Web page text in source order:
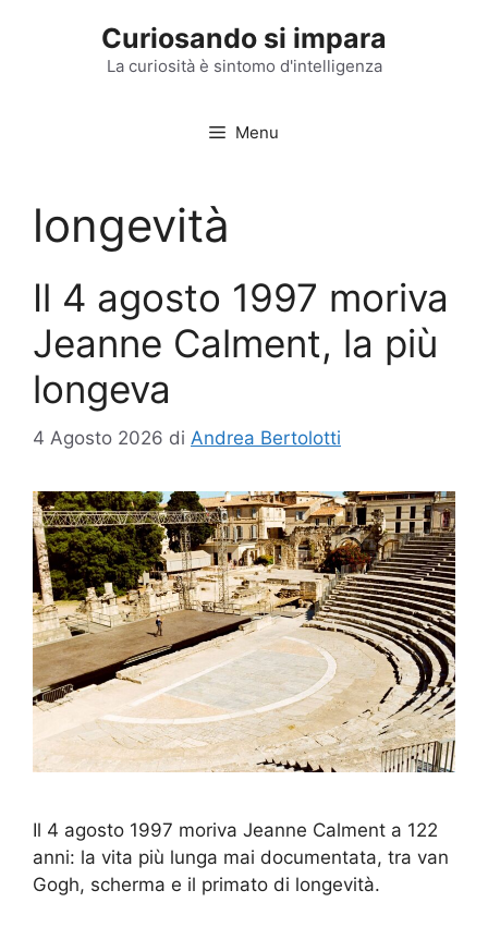
Curiosando si impara
La curiosità è sintomo d'intelligenza
Menu
longevità
Il 4 agosto 1997 moriva
Jeanne Calment, la più
longeva
4 Agosto 2026 di Andrea Bertolotti
Il 4 agosto 1997 moriva Jeanne Calment a 122
anni: la vita più lunga mai documentata, tra van
Gogh, scherma e il primato di longevità.